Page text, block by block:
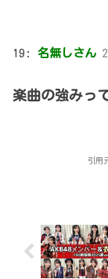
19: 名無しさん
楽曲の強みっ
引用